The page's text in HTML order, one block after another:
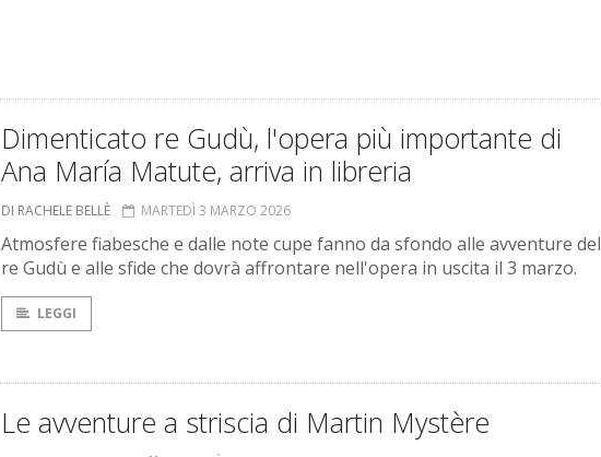
Dimenticato re Gudù, l'opera più importante di
Ana María Matute, arriva in libreria
DI RACHELE BELLÈ MARTEDÌ 3 MARZO 2026
Atmosfere fiabesche e dalle note cupe fanno da sfondo alle avventure del
re Gudù e alle sfide che dovrà affrontare nell'opera in uscita il 3 marzo.
LEGGI
Le avventure a striscia di Martin Mystère